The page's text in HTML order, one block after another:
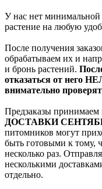
У нас нет минимальной
растение на любую
После получения
обрабатываем их и
и бронь растений.
отказаться от него
внимательно
Предзаказы принимаем
ДОСТАВКИ
питомников могут
быть готовыми к тому,
несколько раз.
несколькими
отдельно.